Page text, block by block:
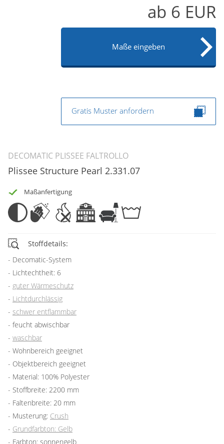
DECOMATIC PLISSEE FALTROLLO
Plissee Structure Pearl 2.331.07
Maßanfertigung
Stoffdetails:
Decomatic-System
Lichtechtheit: 6
guter Wärmeschutz
Lichtdurchlässig
schwer entflammbar
feucht abwischbar
waschbar
Wohnbereich geeignet
Objektbereich geeignet
Material: 100% Polyester
Stoffbreite: 2200 mm
Faltenbreite: 20 mm
Musterung: Crush
Grundfarbton: Gelb
Farbton: sonnengelb
ab 6 EUR
Maße eingeben
Gratis Muster anfordern